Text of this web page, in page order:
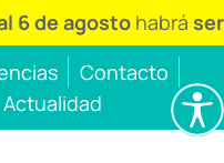
agostohabrá servicio
Contacto
Actualidad